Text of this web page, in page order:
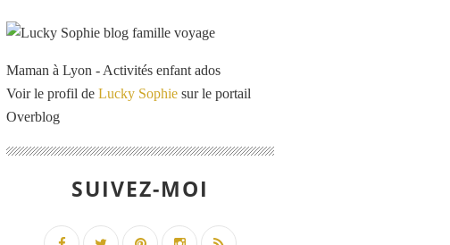
Maman à Lyon - Activités enfant ados
Voir le profil de Lucky Sophie sur le portail
Overblog
SUIVEZ-MOI